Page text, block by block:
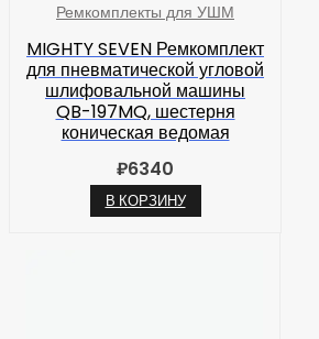
Ремкомплекты для УШМ
MIGHTY SEVEN Ремкомплект
для пневматической угловой
шлифовальной машины
QB-197MQ, шестерня
коническая ведомая
₽6340
В КОРЗИНУ